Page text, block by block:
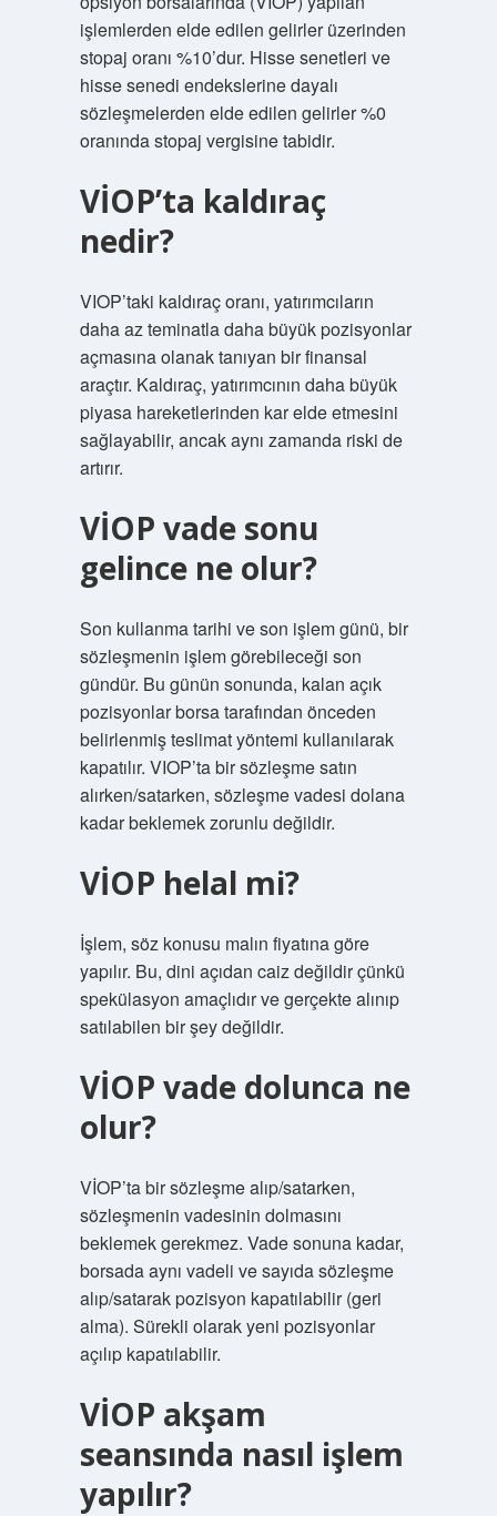
işlemlerden elde edilen gelirler üzerinden
stopaj oranı %10’dur. Hisse senetleri ve
hisse senedi endekslerine dayalı
sözleşmelerden elde edilen gelirler %0
oranında stopaj vergisine tabidir.
VİOP’ta kaldıraç
nedir?
VIOP’taki kaldıraç oranı, yatırımcıların
daha az teminatla daha büyük pozisyonlar
açmasına olanak tanıyan bir finansal
araçtır. Kaldıraç, yatırımcının daha büyük
piyasa hareketlerinden kar elde etmesini
sağlayabilir, ancak aynı zamanda riski de
artırır.
VİOP vade sonu
gelince ne olur?
Son kullanma tarihi ve son işlem günü, bir
sözleşmenin işlem görebileceği son
gündür. Bu günün sonunda, kalan açık
pozisyonlar borsa tarafından önceden
belirlenmiş teslimat yöntemi kullanılarak
kapatılır. VIOP’ta bir sözleşme satın
alırken/satarken, sözleşme vadesi dolana
kadar beklemek zorunlu değildir.
VİOP helal mi?
İşlem, söz konusu malın fiyatına göre
yapılır. Bu, dini açıdan caiz değildir çünkü
spekülasyon amaçlıdır ve gerçekte alınıp
satılabilen bir şey değildir.
VİOP vade dolunca ne
olur?
VİOP’ta bir sözleşme alıp/satarken,
sözleşmenin vadesinin dolmasını
beklemek gerekmez. Vade sonuna kadar,
borsada aynı vadeli ve sayıda sözleşme
alıp/satarak pozisyon kapatılabilir (geri
alma). Sürekli olarak yeni pozisyonlar
açılıp kapatılabilir.
VİOP akşam
seansında nasıl işlem
yapılır?